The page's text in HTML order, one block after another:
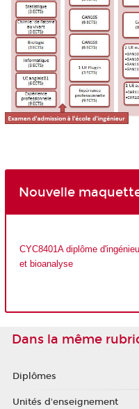
Nouvelle
CYC8401A diplôme
et bioanalyse
Dans la même
Diplômes
Unités d'enseignement